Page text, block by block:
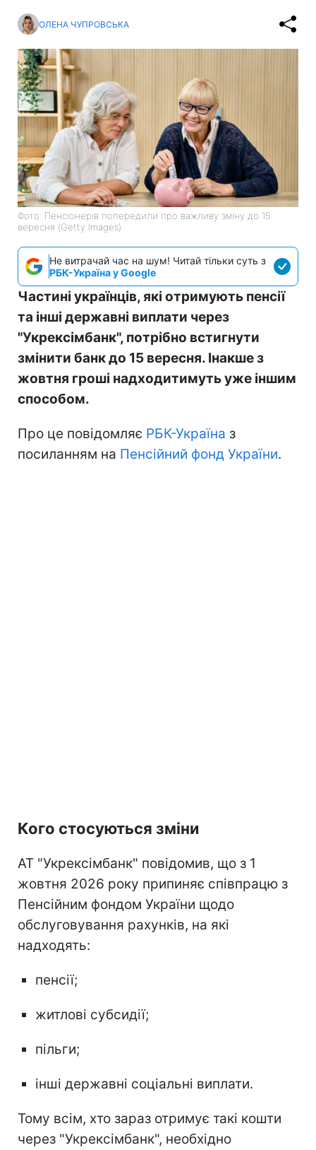
ОЛЕНА ЧУПРОВСЬКА
Фото: Пенсіонерів попередили про важливу зміну до 15
вересня (Getty Images)
Не витрачай час на шум! Читай тільки суть з
РБК-Україна у Google
Частині українців, які отримують пенсії
та інші державні виплати через
"Укрексімбанк", потрібно встигнути
змінити банк до 15 вересня. Інакше з
жовтня гроші надходитимуть уже іншим
способом.
Про це повідомляє РБК-Україна з
посиланням на Пенсійний фонд України.
Кого стосуються зміни
АТ "Укрексімбанк" повідомив, що з 1
жовтня 2026 року припиняє співпрацю з
Пенсійним фондом України щодо
обслуговування рахунків, на які
надходять:
пенсії;
житлові субсидії;
пільги;
інші державні соціальні виплати.
Тому всім, хто зараз отримує такі кошти
через "Укрексімбанк", необхідно